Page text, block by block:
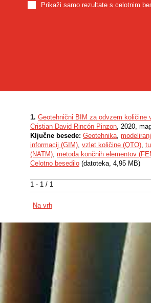
Prikaži samo rezultate s celotnim
1 - 1 / 1
1. Geotehnični BIM za odvzem količine
Cristian David Rincón Pinzon, 2020,
Ključne besede: Geotehnika,
informacij (GIM), vzlet količine (QTO),
(NATM), metoda končnih elementov
Celotno besedilo (datoteka, 4,95 MB)
Na vrh